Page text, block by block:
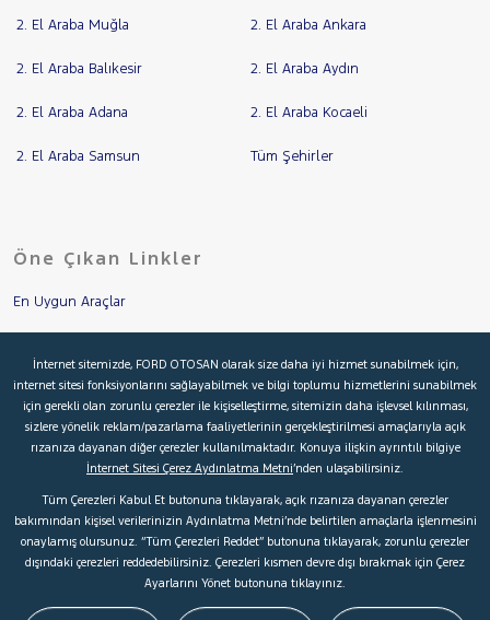
2. El Araba Muğla 2. El Araba Ankara
2. El Araba Balıkesir 2. El Araba Aydın
2. El Araba Adana 2. El Araba Kocaeli
2. El Araba Samsun Tüm Şehirler
Öne Çıkan Linkler
En Uygun Araçlar
İkinci El Garanti
Kampanyalar
Kredi Hesaplama & Başvuru
© 2026 Ford Türkiye Ford Kurumsal Hakkımızda
Şartlar & Kişisel Verilerin Korunması S.S.S.
İnternet sitemizde, FORD OTOSAN olarak size daha iyi hizmet sunabilmek için,
internet sitesi fonksiyonlarını sağlayabilmek ve bilgi toplumu hizmetlerini sunabilmek
için gerekli olan zorunlu çerezler ile kişiselleştirme, sitemizin daha işlevsel kılınması,
sizlere yönelik reklam/pazarlama faaliyetlerinin gerçekleştirilmesi amaçlarıyla açık
rızanıza dayanan diğer çerezler kullanılmaktadır. Konuya ilişkin ayrıntılı bilgiye
İnternet Sitesi Çerez Aydınlatma Metni’nden ulaşabilirsiniz.
Tüm Çerezleri Kabul Et butonuna tıklayarak, açık rızanıza dayanan çerezler
bakımından kişisel verilerinizin Aydınlatma Metni’nde belirtilen amaçlarla işlenmesini
onaylamış olursunuz. “Tüm Çerezleri Reddet” butonuna tıklayarak, zorunlu çerezler
dışındaki çerezleri reddedebilirsiniz. Çerezleri kısmen devre dışı bırakmak için Çerez
Ayarlarını Yönet butonuna tıklayınız.